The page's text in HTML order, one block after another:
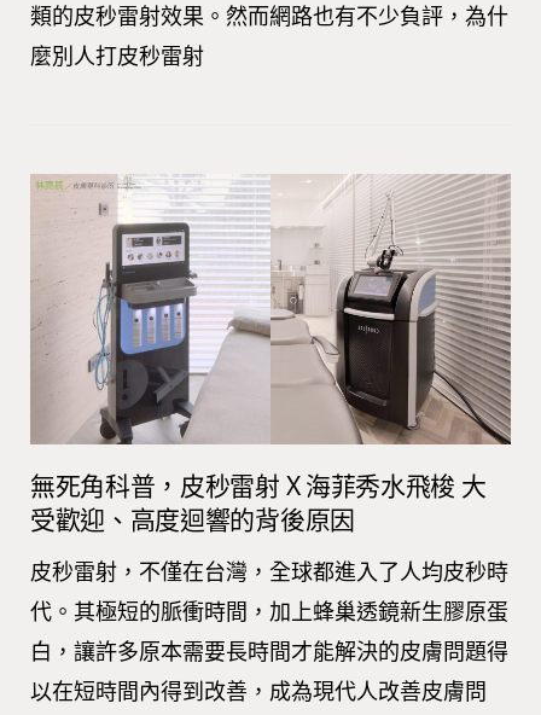
類的皮秒雷射效果。然而網路也有不少負評，為什
麼別人打皮秒雷射
無死角科普，皮秒雷射 X 海菲秀水飛梭 大
受歡迎、高度迴響的背後原因
皮秒雷射，不僅在台灣，全球都進入了人均皮秒時
代。其極短的脈衝時間，加上蜂巢透鏡新生膠原蛋
白，讓許多原本需要長時間才能解決的皮膚問題得
以在短時間內得到改善，成為現代人改善皮膚問